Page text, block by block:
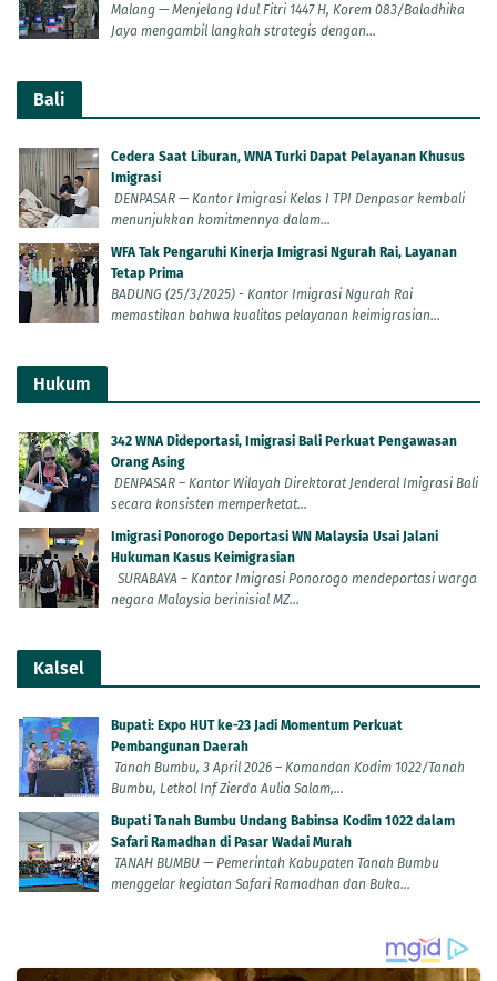
Malang — Menjelang Idul Fitri 1447 H, Korem 083/Baladhika
Jaya mengambil langkah strategis dengan...
Bali
Cedera Saat Liburan, WNA Turki Dapat Pelayanan Khusus
Imigrasi
DENPASAR — Kantor Imigrasi Kelas I TPI Denpasar kembali
menunjukkan komitmennya dalam...
WFA Tak Pengaruhi Kinerja Imigrasi Ngurah Rai, Layanan
Tetap Prima
BADUNG (25/3/2025) - Kantor Imigrasi Ngurah Rai
memastikan bahwa kualitas pelayanan keimigrasian...
Hukum
342 WNA Dideportasi, Imigrasi Bali Perkuat Pengawasan
Orang Asing
DENPASAR – Kantor Wilayah Direktorat Jenderal Imigrasi Bali
secara konsisten memperketat...
Imigrasi Ponorogo Deportasi WN Malaysia Usai Jalani
Hukuman Kasus Keimigrasian
SURABAYA – Kantor Imigrasi Ponorogo mendeportasi warga
negara Malaysia berinisial MZ...
Kalsel
Bupati: Expo HUT ke-23 Jadi Momentum Perkuat
Pembangunan Daerah
Tanah Bumbu, 3 April 2026 – Komandan Kodim 1022/Tanah
Bumbu, Letkol Inf Zierda Aulia Salam,...
Bupati Tanah Bumbu Undang Babinsa Kodim 1022 dalam
Safari Ramadhan di Pasar Wadai Murah
TANAH BUMBU — Pemerintah Kabupaten Tanah Bumbu
menggelar kegiatan Safari Ramadhan dan Buka...